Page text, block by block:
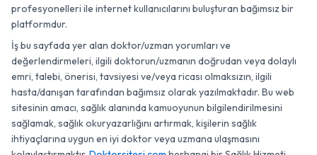
profesyonelleri ile internet kullanıcılarını buluşturan bağımsız bir
platformdur.
İş bu sayfada yer alan doktor/uzman yorumları ve
değerlendirmeleri, ilgili doktorun/uzmanın doğrudan veya dolaylı
emri, talebi, önerisi, tavsiyesi ve/veya ricası olmaksızın, ilgili
hasta/danışan tarafından bağımsız olarak yazılmaktadır. Bu web
sitesinin amacı, sağlık alanında kamuoyunun bilgilendirilmesini
sağlamak, sağlık okuryazarlığını artırmak, kişilerin sağlık
ihtiyaçlarına uygun en iyi doktor veya uzmana ulaşmasını